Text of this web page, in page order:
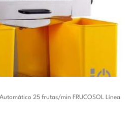
25 frutas/min FRUCOSOL Línea
El